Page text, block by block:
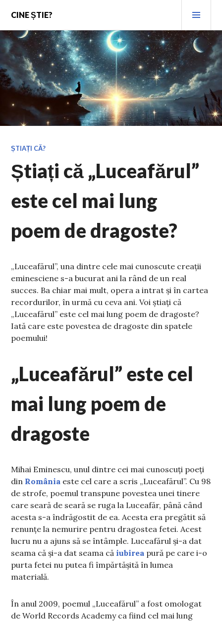
content
CINE ȘTIE?
ȘTIAȚI CĂ?
Știați că „Luceafărul”
este cel mai lung
poem de dragoste?
„Luceafărul”, una dintre cele mai cunoscute creații
eminesciene s-a bucurat ani la rând de un real
succes. Ba chiar mai mult, opera a intrat și în cartea
recordurilor, în urmă cu ceva ani. Voi știați că
„Luceafărul” este cel mai lung poem de dragoste?
Iată care este povestea de dragoste din spatele
poemului!
„Luceafărul” este cel
mai lung poem de
dragoste
Mihai Eminescu, unul dintre cei mai cunoscuți poeți
din România este cel care a scris „Luceafărul”. Cu 98
de strofe, poemul transpune povestea unei tinere
care seară de seară se ruga la Luceafăr, până când
acesta s-a îndrăgostit de ea. Acesta era pregătit să
renunțe la nemurire pentru dragostea fetei. Acest
lucru nu a ajuns să se întâmple. Luceafărul și-a dat
seama că și-a dat seama că iubirea pură pe care i-o
purta fetei nu putea fi împărtășită în lumea
materială.
În anul 2009, poemul „Luceafărul” a fost omologat
de World Records Academy ca fiind cel mai lung